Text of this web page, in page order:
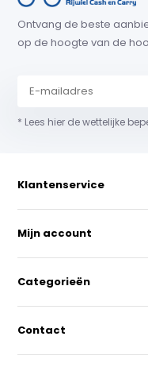
Ontvang de beste
op de hoogte van de
* Lees hier de wettelijke
Klantenservice
Mijn account
Categorieën
Contact